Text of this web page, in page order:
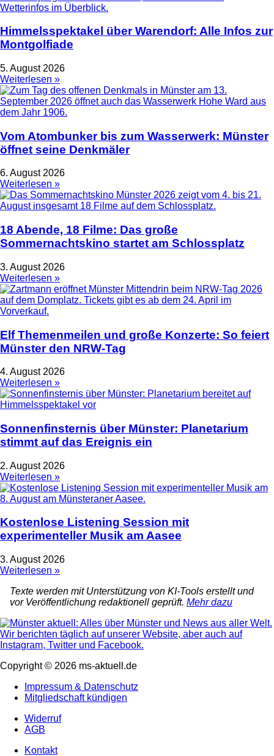
Himmelsspektakel über Warendorf: Alle Infos zur
Montgolfiade
5. August 2026
Weiterlesen »
Vom Atombunker bis zum Wasserwerk: Münster
öffnet seine Denkmäler
6. August 2026
Weiterlesen »
18 Abende, 18 Filme: Das große
Sommernachtskino startet am Schlossplatz
3. August 2026
Weiterlesen »
Elf Themenmeilen und große Konzerte: So feiert
Münster den NRW-Tag
4. August 2026
Weiterlesen »
Sonnenfinsternis über Münster: Planetarium
stimmt auf das Ereignis ein
2. August 2026
Weiterlesen »
Kostenlose Listening Session mit
experimenteller Musik am Aasee
3. August 2026
Weiterlesen »
Texte werden mit Unterstützung von KI-Tools erstellt und
vor Veröffentlichung redaktionell geprüft. Mehr dazu
Copyright © 2026 ms-aktuell.de
Impressum & Datenschutz
Mitgliedschaft kündigen
Widerruf
AGB
Kontakt